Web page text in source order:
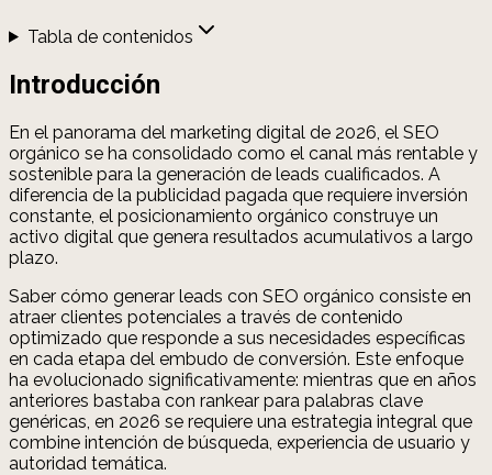
Tabla de contenidos
Introducción
En el panorama del marketing digital de 2026, el SEO
orgánico se ha consolidado como el canal más rentable y
sostenible para la generación de leads cualificados. A
diferencia de la publicidad pagada que requiere inversión
constante, el posicionamiento orgánico construye un
activo digital que genera resultados acumulativos a largo
plazo.
Saber cómo generar leads con SEO orgánico consiste en
atraer clientes potenciales a través de contenido
optimizado que responde a sus necesidades específicas
en cada etapa del embudo de conversión. Este enfoque
ha evolucionado significativamente: mientras que en años
anteriores bastaba con rankear para palabras clave
genéricas, en 2026 se requiere una estrategia integral que
combine intención de búsqueda, experiencia de usuario y
autoridad temática.